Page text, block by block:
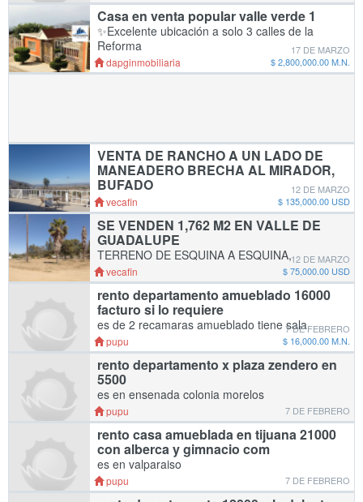
Casa en venta popular valle verde 1
✨️Excelente ubicación a solo 3 calles de la
Reforma
dapginmobiliaria
17 DE MARZO
$ 2,800,000.00 M.N.
VENTA DE RANCHO A UN LADO DE
MANEADERO BRECHA AL MIRADOR,
BUFADO
2,300 M2 DE TERRENO DE CALLE A CALLE,
TODO BARDEADO. CON CASA MOVIL, CON
LOZETA, 3 RECAMARAS, 2 BAÑOS, SALA,
COMEDOR, COCINA, ESPACIOS GRANDES,
CISTERNA, BOMBA DE AGUA, FOSA SEPTI
vecafin
12 DE MARZO
$ 135,000.00 USD
SE VENDEN 1,762 M2 EN VALLE DE
GUADALUPE
TERRENO DE ESQUINA A ESQUINA,
AMPLIO, A SOLO UNA CUADRA DE LA
CARRETERA, ENSENADA - TECATE.
PROPIEDAD PRIVADA, LIBRE DE
GRAVAMENES. IDEAL PARA CABAÑAS,
RESTAURANTE O VINICOLA. (64
vecafin
12 DE MARZO
$ 75,000.00 USD
rento departamento amueblado 16000
facturo si lo requiere
es de 2 recamaras amueblado tiene sala
cocina refrigerador estufa es en la zona centro
es amueblado
pupu
7 DE FEBRERO
$ 16,000.00 M.N.
rento departamento x plaza zendero en
5500
es en ensenada colonia morelos
departamento de 1 recamara con cocina
pupu 7 DE FEBRERO
rento casa amueblada en tijuana 21000
con alberca y gimnacio com
es en valparaiso
pupu 7 DE FEBRERO